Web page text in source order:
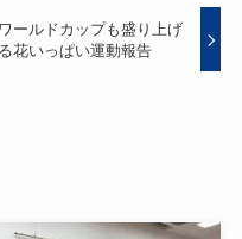
ワールドカップも盛り上げ
る花いっぱい運動報告